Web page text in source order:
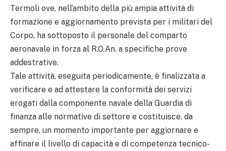
Termoli ove, nell’ambito della più ampia attività di
formazione e aggiornamento prevista per i militari del
Corpo, ha sottoposto il personale del comparto
aeronavale in forza al R.O.An. a specifiche prove
addestrative.
Tale attività, eseguita periodicamente, è finalizzata a
verificare e ad attestare la conformità dei servizi
erogati dalla componente navale della Guardia di
finanza alle normative di settore e costituisce, da
sempre, un momento importante per aggiornare e
affinare il livello di capacità e di competenza tecnico-